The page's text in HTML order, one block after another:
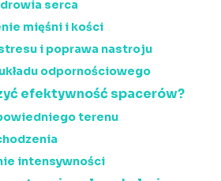
serca
mięśni i kości
i poprawa nastroju
odpornościowego
efektywność spacerów?
terenu
intensywności